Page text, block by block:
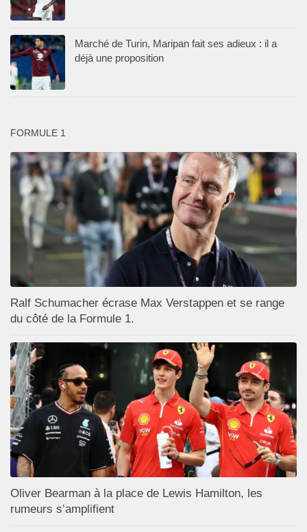
Marché de Turin, Maripan fait ses adieux : il a
déjà une proposition
FORMULE 1
Ralf Schumacher écrase Max Verstappen et se range
du côté de la Formule 1.
Oliver Bearman à la place de Lewis Hamilton, les
rumeurs s’amplifient